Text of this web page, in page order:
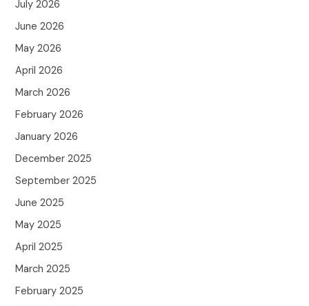
July 2026
June 2026
May 2026
April 2026
March 2026
February 2026
January 2026
December 2025
September 2025
June 2025
May 2025
April 2025
March 2025
February 2025